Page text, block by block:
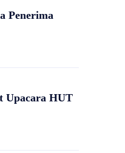
Penerima
Upacara HUT